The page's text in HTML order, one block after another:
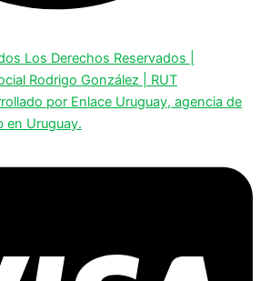
Los Derechos Reservados |
Rodrigo González | RUT
por Enlace Uruguay, agencia de
en Uruguay.